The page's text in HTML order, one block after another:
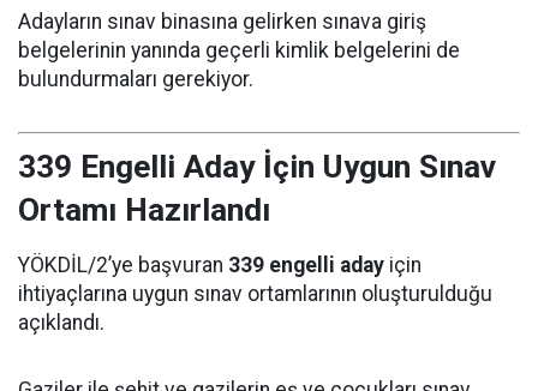
Adayların sınav binasına gelirken sınava giriş
belgelerinin yanında geçerli kimlik belgelerini de
bulundurmaları gerekiyor.
339 Engelli Aday İçin Uygun Sınav
Ortamı Hazırlandı
YÖKDİL/2’ye başvuran 339 engelli aday için
ihtiyaçlarına uygun sınav ortamlarının oluşturulduğu
açıklandı.